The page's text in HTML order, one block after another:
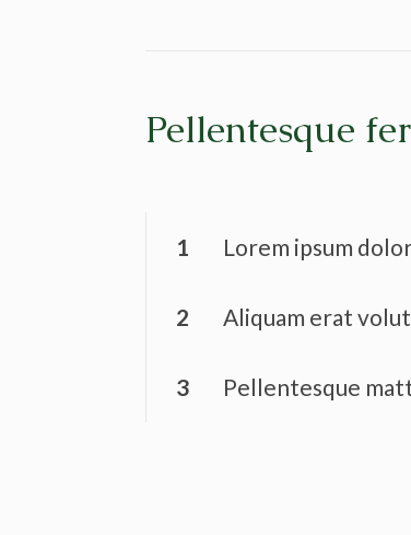
Pellentesque
1 Lorem ipsum
2 Aliquam erat
3 Pellentesque